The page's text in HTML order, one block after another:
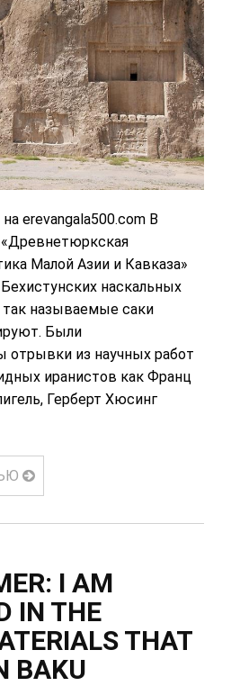
erevangala500.com В
«Древнетюркская
Малой Азии и Кавказа»
наскальных
так называемые саки
Были
отрывки из научных работ
иранистов как Франц
Герберт Хюсинг
I AM
IN THE
THAT
BAKU